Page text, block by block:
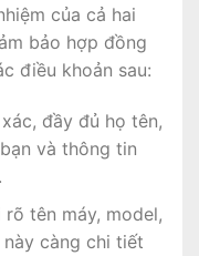
của cả hai
bảo hợp đồng
điều khoản sau:
đầy đủ họ tên,
và thông tin
rõ tên máy, model,
này càng chi tiết